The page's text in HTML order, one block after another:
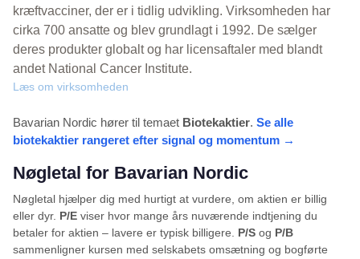
kræftvacciner, der er i tidlig udvikling. Virksomheden har
cirka 700 ansatte og blev grundlagt i 1992. De sælger
deres produkter globalt og har licensaftaler med blandt
andet National Cancer Institute.
Læs om virksomheden
Bavarian Nordic hører til temaet Biotekaktier. Se alle
biotekaktier rangeret efter signal og momentum →
Nøgletal for Bavarian Nordic
Nøgletal hjælper dig med hurtigt at vurdere, om aktien er billig
eller dyr. P/E viser hvor mange års nuværende indtjening du
betaler for aktien – lavere er typisk billigere. P/S og P/B
sammenligner kursen med selskabets omsætning og bogførte